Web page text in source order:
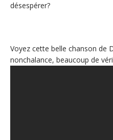
désespérer?
Voyez cette belle chanson de
nonchalance, beaucoup de